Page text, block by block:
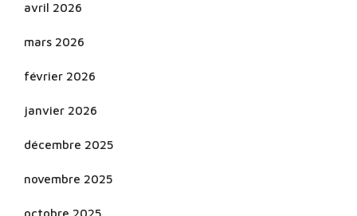
avril 2026
mars 2026
février 2026
janvier 2026
décembre 2025
novembre 2025
octobre 2025